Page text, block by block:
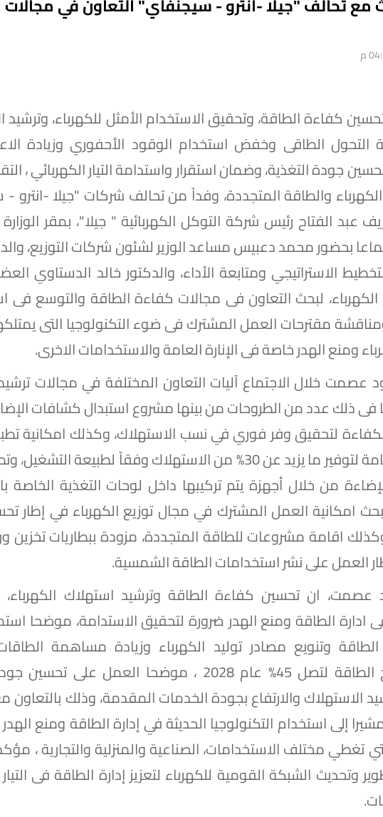
كفاءة الطاقة، وتحقيق الاستخدام الأمثل للكهرباء، وترشيد
التحول الطاقى وخفض استخدام الوقود الأحفوري وزيادة
جودة التغذية، وضمان استقرار واستدامة التيار الكهربائي ،
والطاقة المتجددة، وفداً من تحالف شركات "جيلا -انترو
عبد الفتاح رئيس شركة التوكل الكهربائية " جيلا"، بمقر
بحضور محمد دعبيس مساعد الوزير لشئون شركات التوزيع،
الاستراتيجي ومتابعة الأداء، والدكتور خالد الدستاوي
لبحث التعاون فى مجالات كفاءة الطاقة والتوسع فى
مقترحات العمل المشترك فى ضوء التكنولوجيا التى
ومنع الهدر خاصة فى الإنارة العامة والاستخدامات الاخرى.
عصمت خلال الاجتماع آليات التعاون المختلفة في مجالات
فى ذلك عدد من الطروحات من بينها مشروع استبدال كشافات
لتحقيق وفر فوري في نسب الاستهلاك، وكذلك امكانية
التحكم في الإنارة العامة لتوفير ما يزيد عن 30% من الاستهلاك وفقاً لطبيعة
من خلال أجهزة يتم تركيبها داخل لوحات التغذية الخاصة
امكانية العمل المشترك في مجال توزيع الكهرباء في إطار
اقامة مشروعات للطاقة المتجددة، مزودة ببطاريات تخزين
العمل على نشر استخدامات الطاقة الشمسية.
عصمت، ان تحسين كفاءة الطاقة وترشيد استهلاك الكهرباء،
فى ادارة الطاقة ومنع الهدر ضرورة لتحقيق الاستدامة، موضحا
الطاقة وتنويع مصادر توليد الكهرباء وزيادة مساهمة
والمتجددة فى مزيج الطاقة لتصل 45% عام 2028 ، موضحا العمل
الاستهلاك والارتفاع بجودة الخدمات المقدمة، وذلك بالتعاون
إلى استخدام التكنولوجيا الحديثة في إدارة الطاقة ومنع
تغطي مختلف الاستخدامات، الصناعية والمنزلية والتجارية ،
وتحديث الشبكة القومية للكهرباء لتعزيز إدارة الطاقة فى